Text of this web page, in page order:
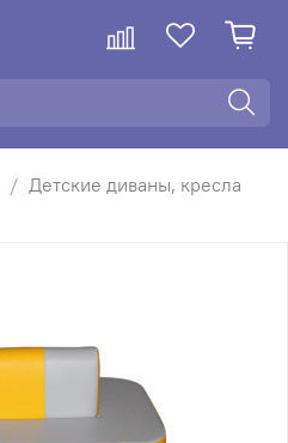
Детские диваны, кресла